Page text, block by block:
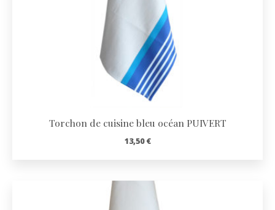
Torchon de cuisine bleu océan PUIVERT
13,50€